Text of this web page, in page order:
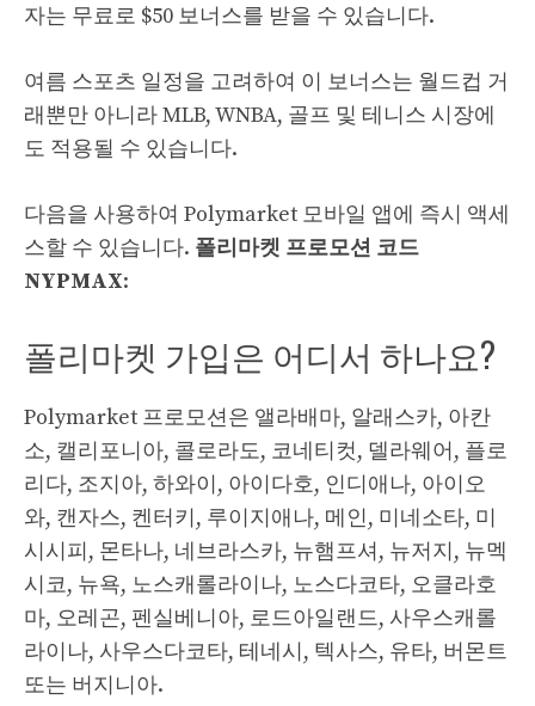
자는 무료로 $50 보너스를 받을 수 있습니다.
여름 스포츠 일정을 고려하여 이 보너스는 월드컵 거
래뿐만 아니라 MLB, WNBA, 골프 및 테니스 시장에
도 적용될 수 있습니다.
다음을 사용하여 Polymarket 모바일 앱에 즉시 액세
스할 수 있습니다. 폴리마켓 프로모션 코드
NYPMAX:
폴리마켓 가입은 어디서 하나요?
Polymarket 프로모션은 앨라배마, 알래스카, 아칸
소, 캘리포니아, 콜로라도, 코네티컷, 델라웨어, 플로
리다, 조지아, 하와이, 아이다호, 인디애나, 아이오
와, 캔자스, 켄터키, 루이지애나, 메인, 미네소타, 미
시시피, 몬타나, 네브라스카, 뉴햄프셔, 뉴저지, 뉴멕
시코, 뉴욕, 노스캐롤라이나, 노스다코타, 오클라호
마, 오레곤, 펜실베니아, 로드아일랜드, 사우스캐롤
라이나, 사우스다코타, 테네시, 텍사스, 유타, 버몬트
또는 버지니아.